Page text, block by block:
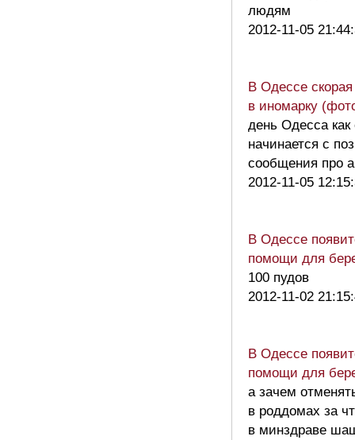
людям
2012-11-05
В Одессе
в иномарку
день Одесса
начинается с
сообщения про
2012-11-05
В Одессе
помощи для
100 пудов
2012-11-02
В Одессе
помощи для
а зачем
в роддомах за
в минздраве